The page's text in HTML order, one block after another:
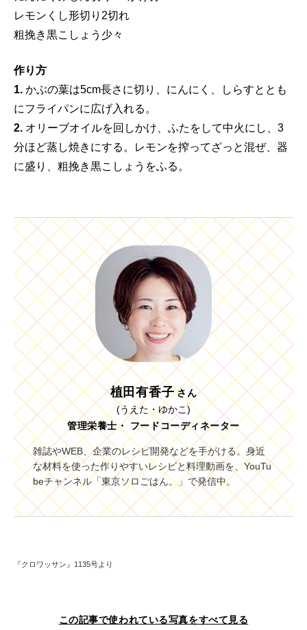
レモンくし形切り2切れ
粗挽き黒こしょう少々
作り方
1. かぶの葉は5cm長さに切り、にんにく、しらすととも
にフライパンに広げ入れる。
2. オリーブオイルを回しかけ、ふたをして中火にし、3
分ほど蒸し焼きにする。レモンを搾ってざっと混ぜ、器
に盛り、粗挽き黒こしょうをふる。
植田有香子 さん
(うえた・ゆかこ)
管理栄養士・ フードコーディネーター
雑誌やWEB、企業のレシピ開発などを手がける。身近
な材料を使った作りやすいレシピと料理動画を、YouTu
beチャンネル「東京ソロごはん。」で発信中。
『クロワッサン』1135号より
この記事で使われている写真をすべて見る